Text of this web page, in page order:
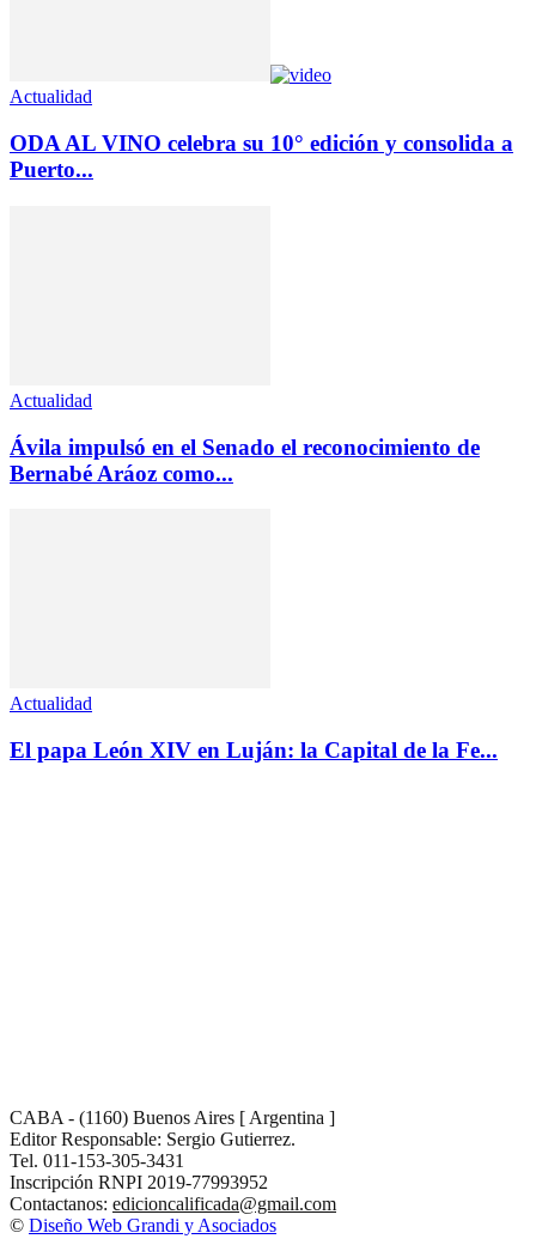
Actualidad
ODA AL VINO celebra su 10° edición y consolida a
Puerto...
Actualidad
Ávila impulsó en el Senado el reconocimiento de
Bernabé Aráoz como...
Actualidad
El papa León XIV en Luján: la Capital de la Fe...
CABA - (1160) Buenos Aires [ Argentina ]
Editor Responsable: Sergio Gutierrez.
Tel. 011-153-305-3431
Inscripción RNPI 2019-77993952
Contactanos: edicioncalificada@gmail.com
© Diseño Web Grandi y Asociados